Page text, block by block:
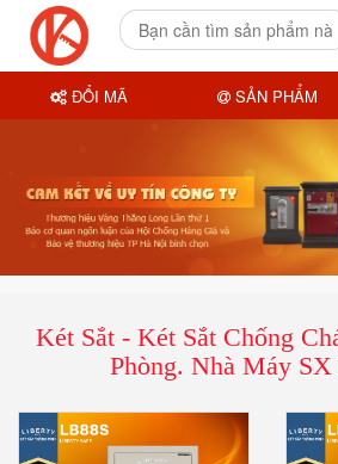
Két Sắt - Két Sắt Chống
Phòng. Nhà Máy
ĐỔI MÃ SẢN PHẨM